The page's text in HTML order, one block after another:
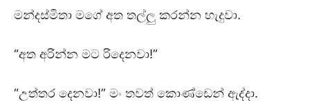
මන්දස්මිතා මගේ අත තල්ලු කරන්න හැදුවා.
“අත අරින්න මට රිදෙනවා!”
“උත්තර දෙනවා!” මං තවත් කොණ්ඩෙන් ඇද්දා.